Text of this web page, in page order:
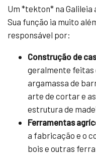
Um *tekton* na
Sua função ia muito
responsável por:
Construção de
geralmente feitas
argamassa de
arte de cortar e
estrutura de
Ferramentas
a fabricação e o
bois e outras